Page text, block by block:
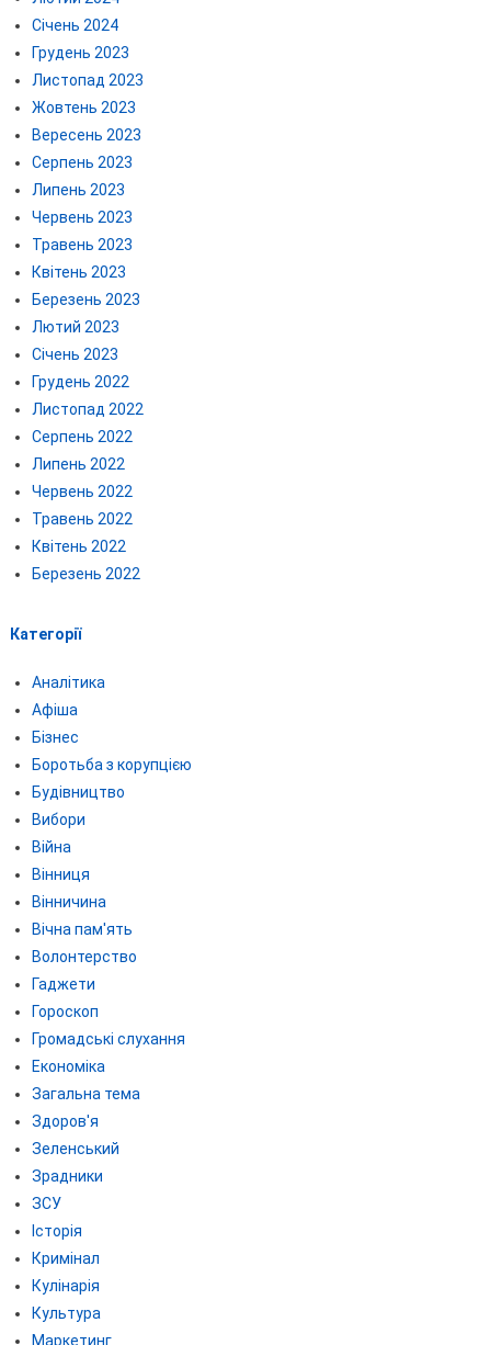
Січень 2024
Грудень 2023
Листопад 2023
Жовтень 2023
Вересень 2023
Серпень 2023
Липень 2023
Червень 2023
Травень 2023
Квітень 2023
Березень 2023
Лютий 2023
Січень 2023
Грудень 2022
Листопад 2022
Серпень 2022
Липень 2022
Червень 2022
Травень 2022
Квітень 2022
Березень 2022
Категорії
Аналітика
Афіша
Бізнес
Боротьба з корупцією
Будівництво
Вибори
Війна
Вінниця
Вінничина
Вічна пам'ять
Волонтерство
Гаджети
Гороскоп
Громадські слухання
Економіка
Загальна тема
Здоров'я
Зеленський
Зрадники
ЗСУ
Історія
Кримінал
Кулінарія
Культура
Маркетинг